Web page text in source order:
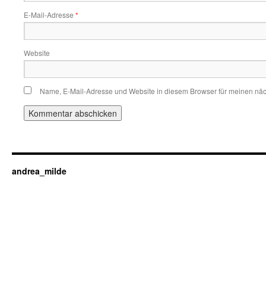
E-Mail-Adresse *
Website
Name, E-Mail-Adresse und Website in diesem Browser für meinen
andrea_milde